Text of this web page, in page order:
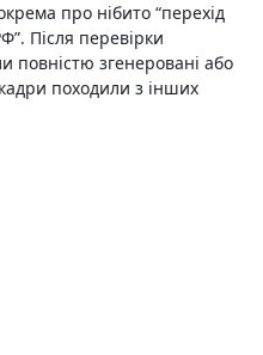
про нібито “перехід
Після перевірки
повністю згенеровані або
походили з інших